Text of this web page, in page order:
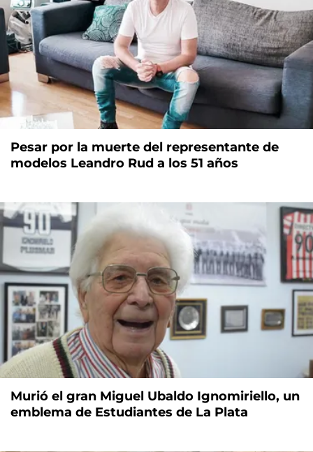
Pesar por la muerte del representante de
modelos Leandro Rud a los 51 años
Murió el gran Miguel Ubaldo Ignomiriello, un
emblema de Estudiantes de La Plata